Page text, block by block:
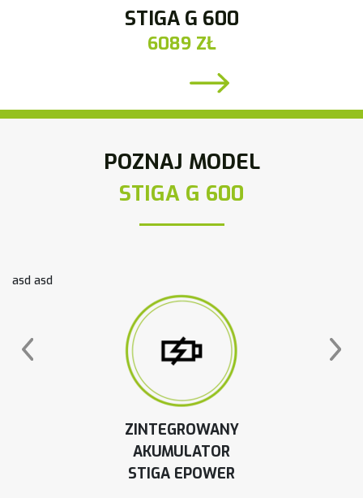
STIGA G 600
6089 ZŁ
POZNAJ MODEL
STIGA G 600
asd asd
ZINTEGROWANY
AKUMULATOR
STIGA EPOWER